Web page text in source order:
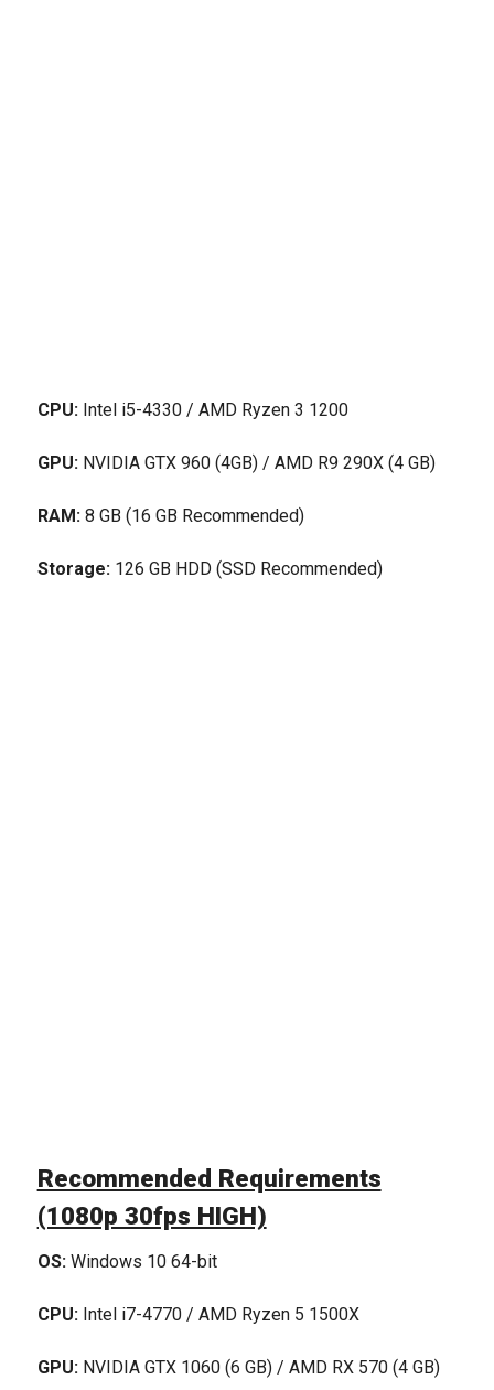
CPU:Intel i5-4330 / AMD Ryzen 3 1200
GPU:NVIDIA GTX 960 (4GB) / AMD R9 290X (4 GB)
RAM:8 GB (16 GB Recommended)
Storage:126 GB HDD (SSD Recommended)
Recommended Requirements
(1080p 30fps HIGH)
OS:Windows 10 64-bit
CPU:Intel i7-4770 / AMD Ryzen 5 1500X
GPU:NVIDIA GTX 1060 (6 GB) / AMD RX 570 (4 GB)